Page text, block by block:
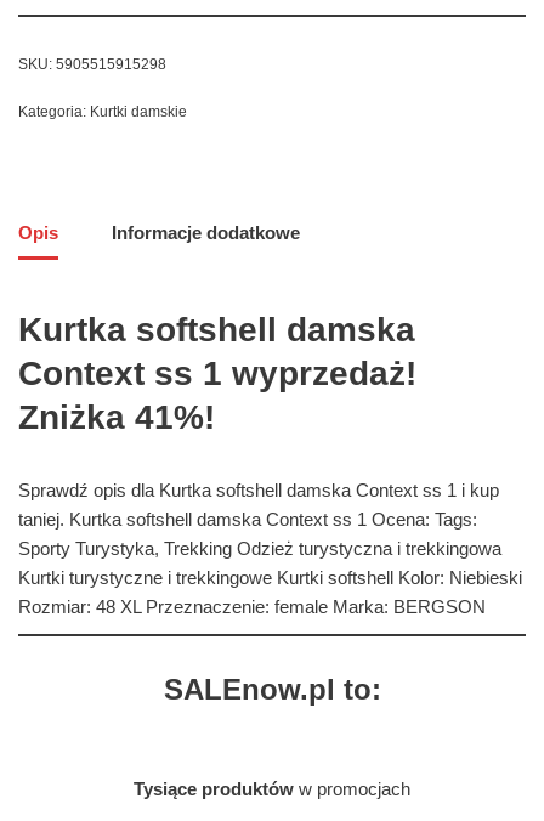
SKU: 5905515915298
Kategoria: Kurtki damskie
Opis Informacje dodatkowe
Kurtka softshell damska
Context ss 1 wyprzedaż!
Zniżka 41%!
Sprawdź opis dla Kurtka softshell damska Context ss 1 i kup
taniej. Kurtka softshell damska Context ss 1 Ocena: Tags:
Sporty Turystyka, Trekking Odzież turystyczna i trekkingowa
Kurtki turystyczne i trekkingowe Kurtki softshell Kolor: Niebieski
Rozmiar: 48 XL Przeznaczenie: female Marka: BERGSON
SALEnow.pl to:
Tysiące produktów w promocjach